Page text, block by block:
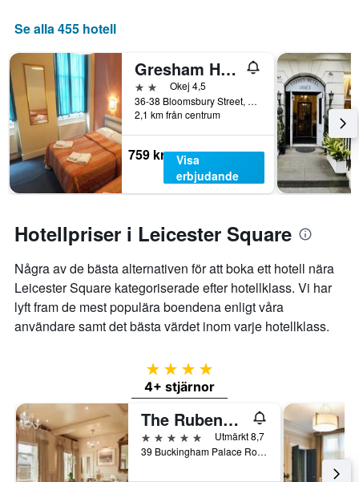
Se alla 455 hotell
Gresham Hotel Bloomsbury
2 stjärnorOkej 4,5
36-38 Bloomsbury Street, London, Storbritannien
2,1 km från centrum
759 kr
Visa
erbjudande
Hotellpriser i Leicester Square
Några av de bästa alternativen för att boka ett hotell nära
Leicester Square kategoriserade efter hotellklass. Vi har
lyft fram de mest populära boendena enligt våra
användare samt det bästa värdet inom varje hotellklass.
4 stjärnor
4+ stjärnor
The Rubens at the Palace
5 stjärnor
Utmärkt 8,7
39 Buckingham Palace Road, London, Storbritannien